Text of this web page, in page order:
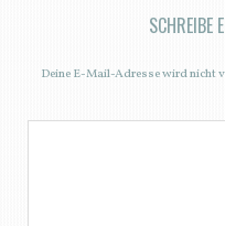
SCHREIBE
Deine E-Mail-Adresse wird nicht